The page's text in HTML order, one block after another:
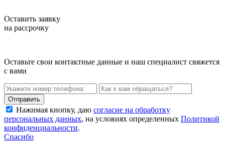
Оставить заявку
на рассрочку
Оставьте свои контактные данные и наш специалист свяжется
с вами
Нажимая кнопку, даю согласие на обработку
персональных данных, на условиях определенных Политикой
конфиденциальности.
Спасибо